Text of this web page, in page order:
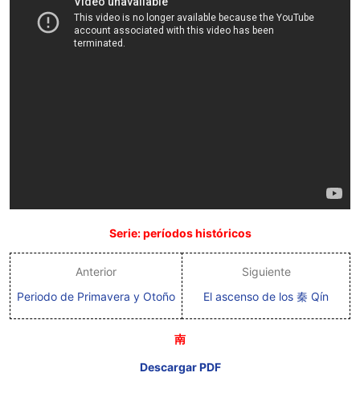
Serie: períodos históricos
Anterior
Periodo de Primavera y Otoño
Siguiente
El ascenso de los 秦 Qín
南
Descargar PDF